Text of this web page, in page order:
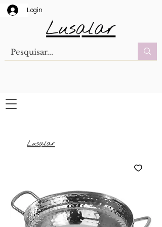
Login